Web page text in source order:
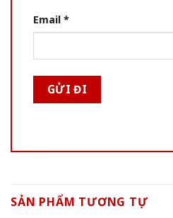
Email *
SẢN PHẨM TƯƠNG TỰ